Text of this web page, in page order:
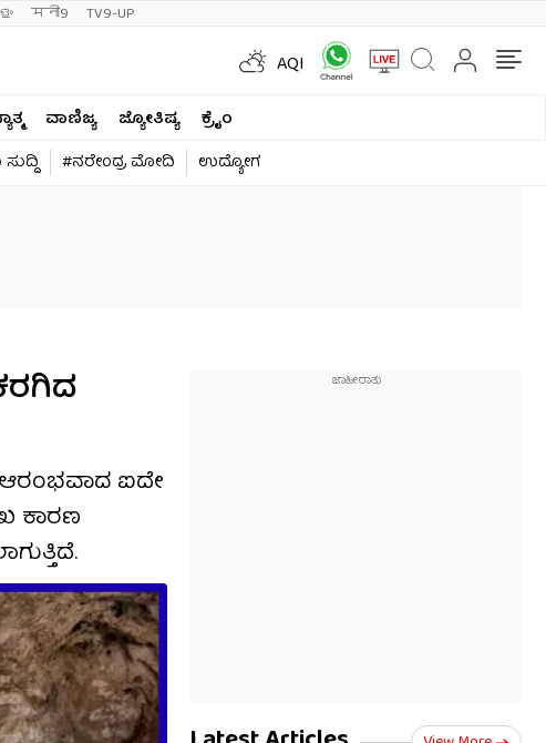
मनी9 TV9-UP
AQI
ವಾಣಿಜ್ಯ ಜ್ಯೋತಿಷ್ಯ
ಕ್ರೈಂ
#ನರೇಂದ್ರ ಮೋದಿ ಉದ್ಯೋಗ
ಆರಂಭವಾದ ಐದೇ
ಕಾರಣ